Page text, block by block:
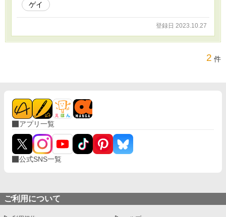
ゲイ
登録日 2023.10.27
2 件
アプリ一覧
公式SNS一覧
ご利用について